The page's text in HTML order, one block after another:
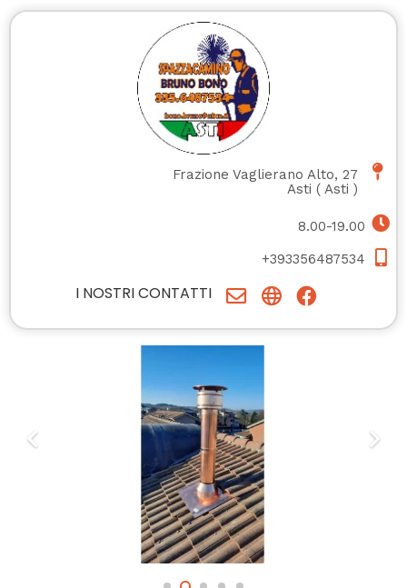
Frazione Vaglierano Alto, 27
Asti ( Asti )
8.00-19.00
+393356487534
I NOSTRI CONTATTI